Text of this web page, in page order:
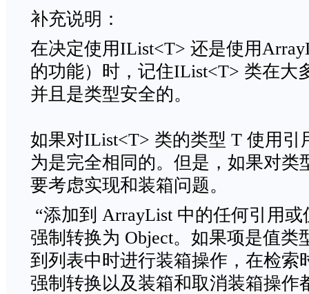
补充说明：
在决定使用IList<T> 还是使用
的功能）时，记住IList<T> 类在大
并且是类型安全的。
如果对IList<T> 类的类型 T 使用引
为是完全相同的。但是，如果对类
要考虑实现和装箱问题。
“添加到 ArrayList 中的任何引用
强制转换为 Object。如果项是值类
到列表中时进行装箱操作，在检索
强制转换以及装箱和取消装箱操作